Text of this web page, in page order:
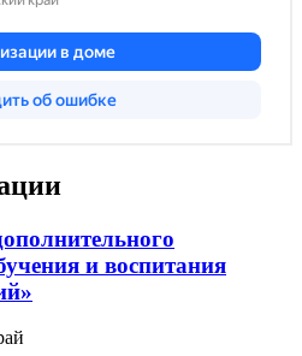
и воспитания